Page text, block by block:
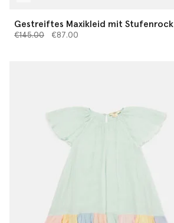
Gestreiftes Maxikleid mit Stufenrock
Preis reduziert von
€145.00bis€87.00